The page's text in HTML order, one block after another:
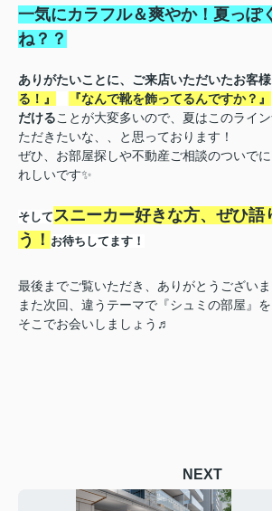
一気にカラフル＆爽やか！夏っぽ
ね？？
ありがたいことに、ご来店いただいたお客
る！』
『なんで靴を飾ってるんですか？』
だけることが大変多いので、夏はこのライ
ただきたいな、、と思っております！
ぜひ、お部屋探しや不動産ご相談のついで
れしいです✨
そして スニーカー好きな方、ぜひ語
う！ お待ちしてます！
最後までご覧いただき、ありがとうございま
また次回、違うテーマで『シュミの部屋』
そこでお会いしましょう♬
NEXT